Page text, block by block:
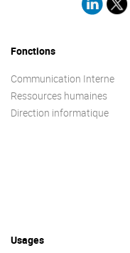
Contactez-nous
Fonctions
Communication Interne
Ressources humaines
Direction informatique
Usages